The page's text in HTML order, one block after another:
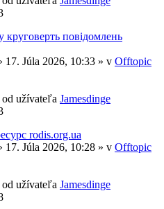
повідомлень
17. Júla 2026, 10:33 » v Offtopic
od užívateľa Jamesdinge
rodis.org.ua
17. Júla 2026, 10:28 » v Offtopic
od užívateľa Jamesdinge